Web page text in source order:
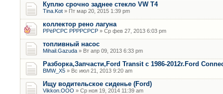
Куплю срочно заднее стекло VW T4
Tina.Kot » Пт мар 20, 2015 1:39 pm
коллектор рено лагуна
РРёРСРС РРРРСРСР » Ср фев 27, 2013 6:03 pm
топливный насос
Mihail.Gazuda » Вт апр 09, 2013 6:33 pm
Разборка,Запчасти,Ford Transit с 1986-2012г.Ford
BMW_X5 » Вс июл 21, 2013 9:20 am
Ищу водительское сиденье (Ford)
Vikkon.OOO » Ср ноя 19, 2014 11:39 am